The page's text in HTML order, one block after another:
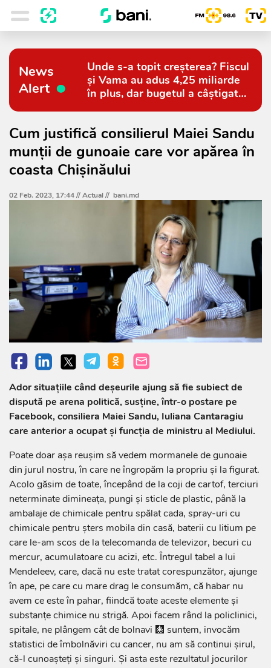
News
Alert
Unde s-a topit creșterea? Fiscul
și Vama au adus 4,25 miliarde
în plus, dar bugetul a câștigat
Cum justifică consilierul Maiei Sandu
munții de gunoaie care vor apărea în
coasta Chișinăului
02 Feb. 2023, 17:44 //Actual// bani.md
Ador situațiile când deșeurile ajung să fie subiect de
dispută pe arena politică, susține, într-o postare pe
Facebook, consiliera Maiei Sandu, Iuliana Cantaragiu
care anterior a ocupat și funcția de ministru al Mediului.
Poate doar așa reușim să vedem mormanele de gunoaie
din jurul nostru, în care ne îngropăm la propriu și la figurat.
Acolo găsim de toate, începând de la coji de cartof, terciuri
neterminate dimineața, pungi și sticle de plastic, până la
ambalaje de chimicale pentru spălat cada, spray-uri cu
chimicale pentru șters mobila din casă, baterii cu litium pe
care le-am scos de la telecomanda de televizor, becuri cu
mercur, acumulatoare cu acizi, etc. Întregul tabel a lui
Mendeleev, care, dacă nu este tratat corespunzător, ajunge
în ape, pe care cu mare drag le consumăm, că habar nu
avem ce este în pahar, fiindcă toate aceste elemente și
substanțe chimice nu strigă. Apoi facem rând la policlinici,
spitale, ne plângem cât de bolnavi 🩻 suntem, invocăm
statistici de îmbolnăviri cu cancer, nu am să continui șirul,
că-l cunoașteți și singuri. Și asta este rezultatul jocurilor